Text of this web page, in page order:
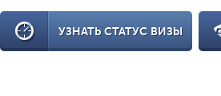
УЗНАТЬ СТАТУС ВИЗЫ